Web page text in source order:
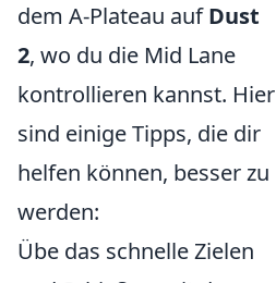
dem A-Plateau aufDust
2, wo du die Mid Lane
kontrollieren kannst. Hier
sind einige Tipps, die dir
helfen können, besser zu
werden:
Übe das schnelle Zielen